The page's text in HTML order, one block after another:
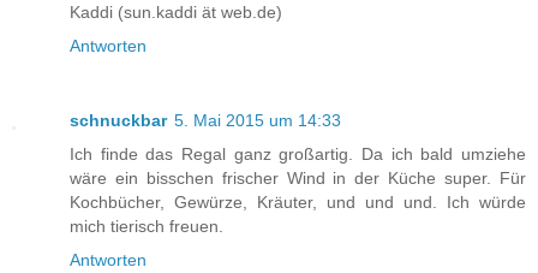
Kaddi (sun.kaddi ät web.de)
Antworten
schnuckbar 5. Mai 2015 um 14:33
Ich finde das Regal ganz großartig. Da ich bald umziehe
wäre ein bisschen frischer Wind in der Küche super. Für
Kochbücher, Gewürze, Kräuter, und und und. Ich würde
mich tierisch freuen.
Antworten